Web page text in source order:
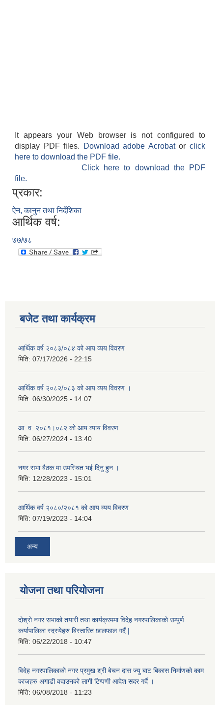
It appears your Web browser is not configured to
display PDF files.
Download adobe Acrobatorclick
here to download the PDF file.
Click here to download the PDF
file.
प्रकार:
ऐन, कानुन तथा निर्देशिका
आर्थिक वर्ष:
७७/७८
बजेट तथा कार्यक्रम
आर्थिक वर्ष २०८३/०८४ को आय व्यय विवरण
मिति: 07/17/2026 - 22:15
आर्थिक वर्ष २०८२/०८३ को आय व्यय विवरण ।
मिति: 06/30/2025 - 14:07
आ. व. २०८१।०८२ को आय व्याय विवरण
मिति: 06/27/2024 - 13:40
नगर सभा बैठक मा उपस्थित भई दिनु हुन ।
मिति: 12/28/2023 - 15:01
आर्थिक वर्ष २०८०/२०८१ को आय व्यय विवरण
मिति: 07/19/2023 - 14:04
अन्य
योजना तथा परियोजना
दोश्रो नगर सभाको तयारी तथा कार्यक्रममा विदेह नगरपालिकाको सम्पुर्ण
कर्यापालिका स्दस्येहरु बिस्तारित छालफाल गर्दै |
मिति: 06/22/2018 - 10:47
विदेह नगरपालिकाको नगर प्रमुख श्री बेचन दास ज्यु बाट बिकास निर्माणको काम
काजहरु अगाडी वदाउनको लागी टिप्पणी आदेश सदर गर्दै ।
मिति: 06/08/2018 - 11:23